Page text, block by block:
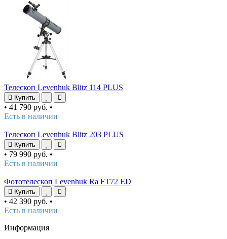
Телескоп Levenhuk Blitz 114 PLUS
Купить
• 41 790 руб. •
Есть в наличии
Телескоп Levenhuk Blitz 203 PLUS
Купить
• 79 990 руб. •
Есть в наличии
Фототелескоп Levenhuk Ra FT72 ED
Купить
• 42 390 руб. •
Есть в наличии
Информация